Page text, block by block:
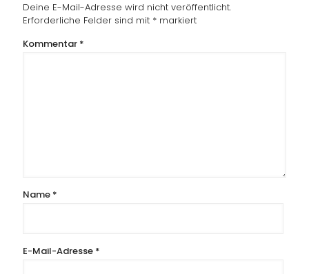
Deine E-Mail-Adresse wird nicht veröffentlicht.
Erforderliche Felder sind mit * markiert
Kommentar *
Name *
E-Mail-Adresse *